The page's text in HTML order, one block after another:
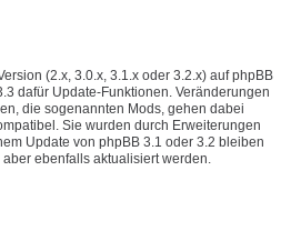
(2.x, 3.0.x, 3.1.x oder 3.2.x) auf phpBB
dafür Update-Funktionen. Veränderungen
die sogenannten Mods, gehen dabei
Sie wurden durch Erweiterungen
Update von phpBB 3.1 oder 3.2 bleiben
ebenfalls aktualisiert werden.